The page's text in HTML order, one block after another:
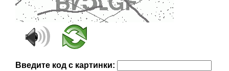
Введите код с картинки: